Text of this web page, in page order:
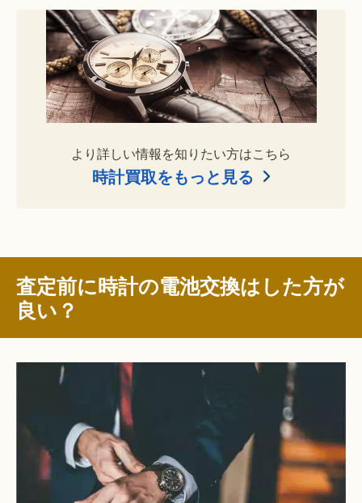
より詳しい情報を知りたい方はこちら
時計買取をもっと見る
査定前に時計の電池交換はした方が
良い？